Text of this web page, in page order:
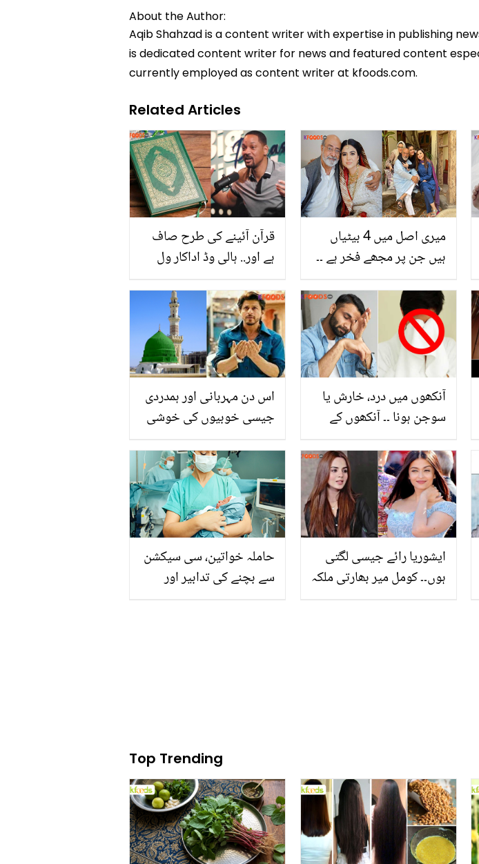
About the Author:
Aqib Shahzad is a content writer with expertise in publishing
is dedicated content writer for news and featured content
currently employed as content writer at kfoods.com.
Related Articles
قرآن آئینے کی طرح صاف
ہے اور.. ہالی وڈ اداکار ول
کا کیا اثر ہوا؟
میری اصل میں 4 بیٹیاں
ہیں جن پر مجھے فخر ہے ۔۔
کیا کرتی ہیں؟ جانئیے ان
کی زندگی سے متعلق
دلچسپ باتیں
اس دن مہربانی اور ہمدردی
جیسی خوبیوں کی خوشی
ولادت کی یاد میں شاہ رُخ
خان کا دل چھو لینے والا
پیغام
آنکھوں میں درد، خارش یا
سوجن ہونا ۔۔ آنکھوں کے
کے وہ طریقے، جو اس
تکلیف میں آنکھوں کو
سکون دیں
حاملہ خواتین، سی سیکشن
سے بچنے کی تدابیر اور
ایشوریا رائے جیسی لگتی
ہوں۔۔ کومل میر بھارتی ملکہ
Top Trending